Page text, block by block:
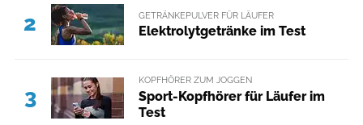
2 GETRÄNKEPULVER FÜR LÄUFER
Elektrolytgetränke im Test
3
KOPFHÖRER ZUM JOGGEN
Sport-Kopfhörer für Läufer im
Test